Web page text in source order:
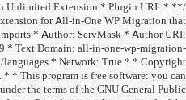
/** * Plugin Name: All-in-
https://servmask.com/ *
enables unlimited size
https://servmask.com/ *
unlimited-extension *
(C) 2014-2020
redistribute it and/or